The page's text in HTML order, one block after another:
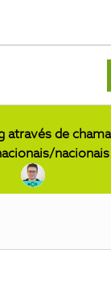
através de
nacionais